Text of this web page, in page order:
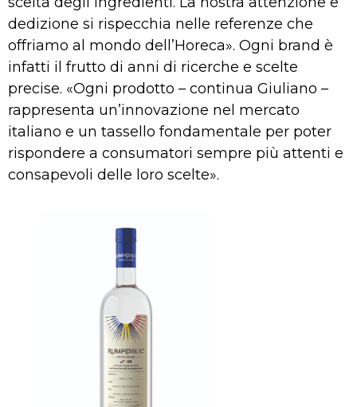
dedizione si rispecchia nelle referenze che
offriamo al mondo dell’Horeca». Ogni brand è
infatti il frutto di anni di ricerche e scelte
precise. «Ogni prodotto – continua Giuliano –
rappresenta un’innovazione nel mercato
italiano e un tassello fondamentale per poter
rispondere a consumatori sempre più attenti e
consapevoli delle loro scelte».